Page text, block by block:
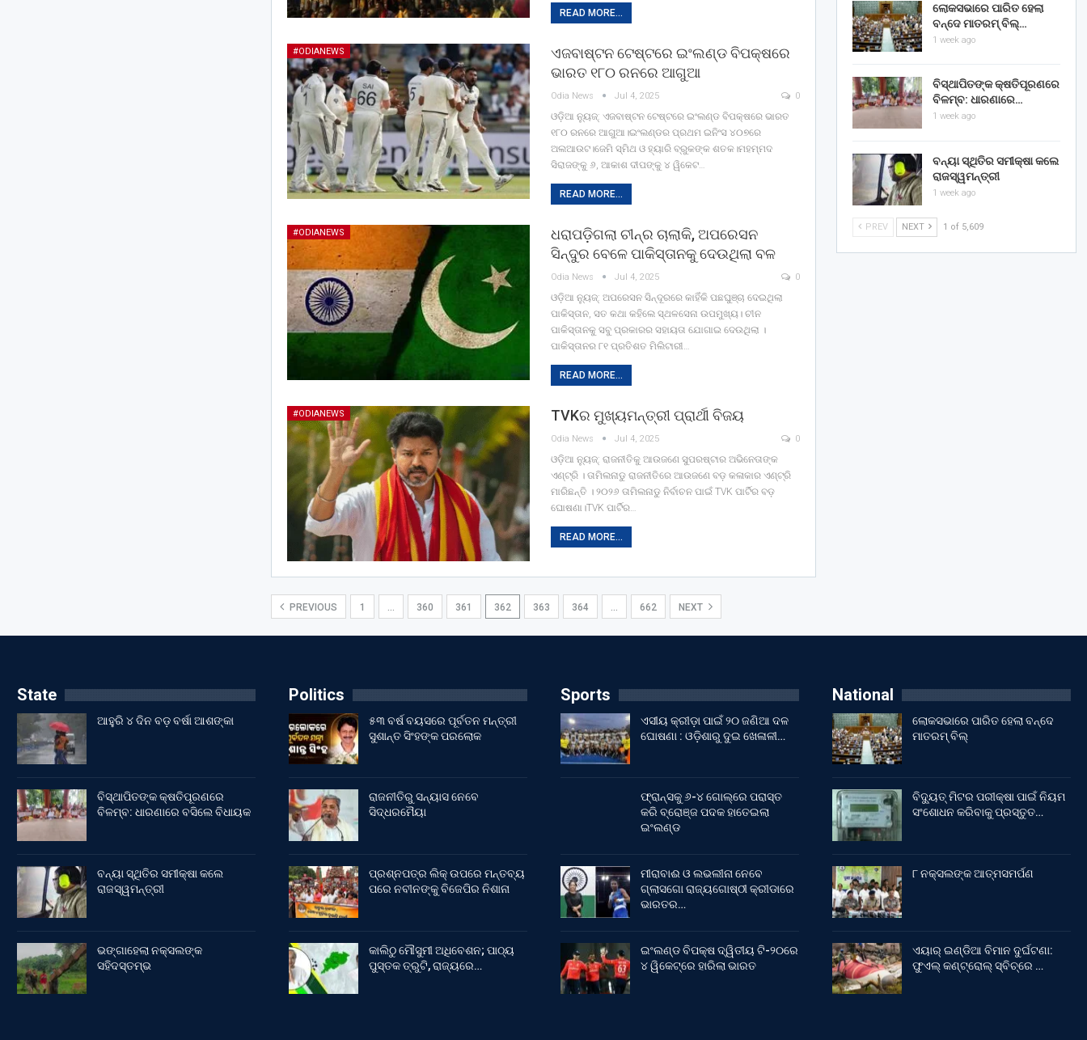
READ MORE...
#ODIANEWS
ଏଜବାଷ୍ଟନ ଟେଷ୍ଟରେ ଇଂଲଣ୍ଡ ବିପକ୍ଷରେ
ଭାରତ ୧୮୦ ରନରେ ଆଗୁଆ
Odia News Jul 4, 2025 0
ଓଡ଼ିଆ ନ୍ୟୁଜ୍: ଏଜବାଷ୍ଟନ ଟେଷ୍ଟରେ ଇଂଲଣ୍ଡ ବିପକ୍ଷରେ ଭାରତ
୧୮୦ ରନରେ ଆଗୁଆ।ଇଂଲଣ୍ଡର ପ୍ରଥମ ଇନିଂସ ୪୦୭ରେ
ଅଲଆଉଟ।ଜେମି ସ୍ମିଥ ଓ ହ୍ୟାରି ବ୍ରୁକଙ୍କ ଶତକ।ମହମ୍ମଦ
ସିରାଜଙ୍କୁ ୬, ଆକାଶ ଦୀପଙ୍କୁ ୪ ୱିକେଟ…
READ MORE...
#ODIANEWS
ଧରାପଡ଼ିଗଲା ଚୀନ୍‌ର ଚାଲାକି, ଅପରେସନ
ସିନ୍ଦୁର ବେଳେ ପାକିସ୍ତାନକୁ ଦେଉଥିଲା ବଳ
Odia News Jul 4, 2025 0
ଓଡ଼ିଆ ନ୍ୟୁଜ୍: ଅପରେସନ ସିନ୍ଦୂରରେ କାହିଁକି ପଛଘୁଞ୍ଚା ଦେଇଥିଲା
ପାକିସ୍ତାନ, ସତ କଥା କହିଲେ ସ୍ଥଳସେନା ଉପମୁଖ୍ୟ। ଚୀନ
ପାକିସ୍ତାନକୁ ସବୁ ପ୍ରକାରର ସହାୟତା ଯୋଗାଇ ଦେଉଥିଲା ।
ପାକିସ୍ତାନର ୮୧ ପ୍ରତିଶତ ମିଲିଟାରୀ…
READ MORE...
#ODIANEWS TVKର ମୁଖ୍ୟମନ୍ତ୍ରୀ ପ୍ରାର୍ଥୀ ବିଜୟ
Odia News Jul 4, 2025 0
ଓଡ଼ିଆ ନ୍ୟୁଜ୍: ରାଜନୀତିକୁ ଆଉଜଣେ ସୁପରଷ୍ଟାର ଅଭିନେତାଙ୍କ
ଏଣ୍ଟ୍ରି । ତାମିଲନାଡୁ ରାଜନୀତିରେ ଆଉଜଣେ ବଡ଼ କଳାକାର ଏଣ୍ଟ୍ରି
ମାରିଛନ୍ତି । ୨୦୨୬ ତାମିଲନାଡୁ ନିର୍ବାଚନ ପାଇଁ TVK ପାର୍ଟିର ବଡ଼
ଘୋଷଣା।TVK ପାର୍ଟିର…
READ MORE...
PREVIOUS 1 … 360 361 362 363 364 … 662 NEXT
ଲୋକସଭାରେ ପାରିତ ହେଲା
ବନ୍ଦେ ମାତରମ୍‌ ବିଲ୍‌…
1 week ago
ବିସ୍ଥାପିତଙ୍କ କ୍ଷତିପୂରଣରେ
ବିଳମ୍ବ: ଧାରଣାରେ…
1 week ago
ବନ୍ୟା ସ୍ଥିତିର ସମୀକ୍ଷା କଲେ
ରାଜସ୍ୱମନ୍ତ୍ରୀ
1 week ago
PREV NEXT 1 of 5,609
State
ଆହୁରି ୪ ଦିନ ବଡ଼ ବର୍ଷା ଆଶଙ୍କା
ବିସ୍ଥାପିତଙ୍କ କ୍ଷତିପୂରଣରେ
ବିଳମ୍ବ: ଧାରଣାରେ ବସିଲେ ବିଧାୟକ
ବନ୍ୟା ସ୍ଥିତିର ସମୀକ୍ଷା କଲେ
ରାଜସ୍ୱମନ୍ତ୍ରୀ
ଭଙ୍ଗାହେଲା ନକ୍ସଲଙ୍କ
ସହିଦସ୍ତମ୍ଭ
Politics
୫୩ ବର୍ଷ ବୟସରେ ପୂର୍ବତନ ମନ୍ତ୍ରୀ
ସୁଶାନ୍ତ ସିଂହଙ୍କ ପରଲୋକ
ରାଜନୀତିରୁ ସନ୍ୟାସ ନେବେ
ସିଦ୍ଧରମୈୟା
ପ୍ରଶ୍ନପତ୍ର ଲିକ୍ ଉପରେ ମନ୍ତବ୍ୟ
ପରେ ନବୀନଙ୍କୁ ବିଜେପିର ନିଶାନା
କାଲିଠୁ ମୌସୁମୀ ଅଧିବେଶନ; ପାଠ୍ୟ
ପୁସ୍ତକ ତ୍ରୁଟି, ରାଜ୍ୟରେ…
Sports
ଏସୀୟ କ୍ରୀଡ଼ା ପାଇଁ ୨୦ ଜଣିଆ ଦଳ
ଘୋଷଣା : ଓଡ଼ିଶାରୁ ଦୁଇ ଖେଳାଳୀ…
ଫ୍ରାନ୍ସକୁ ୬-୪ ଗୋଲ୍‌ରେ ପରାସ୍ତ
କରି ବ୍ରୋଞ୍ଜ ପଦକ ହାତେଇଲା
ଇଂଲଣ୍ଡ
ମୀରାବାଈ ଓ ଲଭଲୀନା ନେବେ
ଗ୍ଲାସଗୋ ରାଜ୍ୟଗୋଷ୍ଠୀ କ୍ରୀଡାରେ
ଭାରତର…
ଇଂଲଣ୍ଡ ବିପକ୍ଷ ଦ୍ୱିତୀୟ ଟି-୨୦ରେ
୪ ୱିକେଟ୍‌ରେ ହାରିଲା ଭାରତ
National
ଲୋକସଭାରେ ପାରିତ ହେଲା ବନ୍ଦେ
ମାତରମ୍‌ ବିଲ୍‌
ବିଦ୍ୟୁତ୍ ମିଟର ପରୀକ୍ଷା ପାଇଁ ନିୟମ
ସଂଶୋଧନ କରିବାକୁ ପ୍ରସ୍ତୁତ…
୮ ନକ୍ସଲଙ୍କ ଆତ୍ମସମର୍ପଣ
ଏୟାର୍ ଇଣ୍ଡିଆ ବିମାନ ଦୁର୍ଘଟଣା:
ଫୁଏଲ୍‌ କଣ୍ଟ୍ରୋଲ୍‌ ସ୍ବିଚ୍‌ରେ …